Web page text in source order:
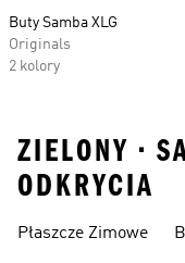
Buty Samba XLG
Originals
2 kolory
ZIELONY •
ODKRYCIA
Płaszcze Zimowe